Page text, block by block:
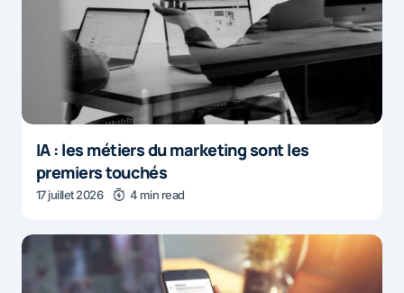
IA : les métiers du marketing sont les
premiers touchés
17 juillet 2026 4 min read